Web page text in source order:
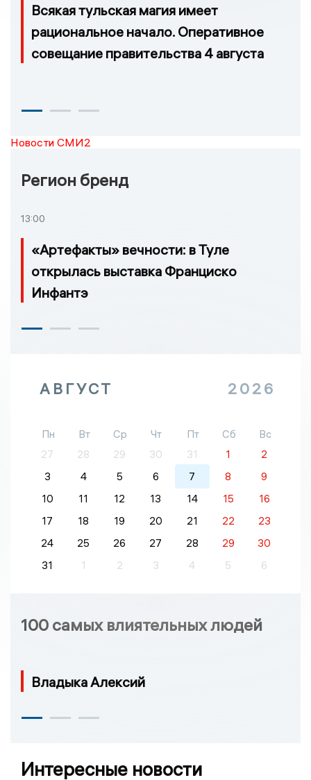
Всякая тульская магия имеет
рациональное начало. Оперативное
совещание правительства 4 августа
Новости СМИ2
Регион бренд
13:00
«Артефакты» вечности: в Туле
открылась выставка Франциско
Инфантэ
АВГУСТ 2026
Пн Вт Ср Чт Пт Сб
Вс
27
28 29 30 31 1
2
3
4 5 6 7 8
9
10
11 12 13 14 15
16
17
18 19 20 21 22
23
24
25 26 27 28 29
30
31
1 2 3 4 5 6
100 самых влиятельных людей
Владыка Алексий
Интересные новости